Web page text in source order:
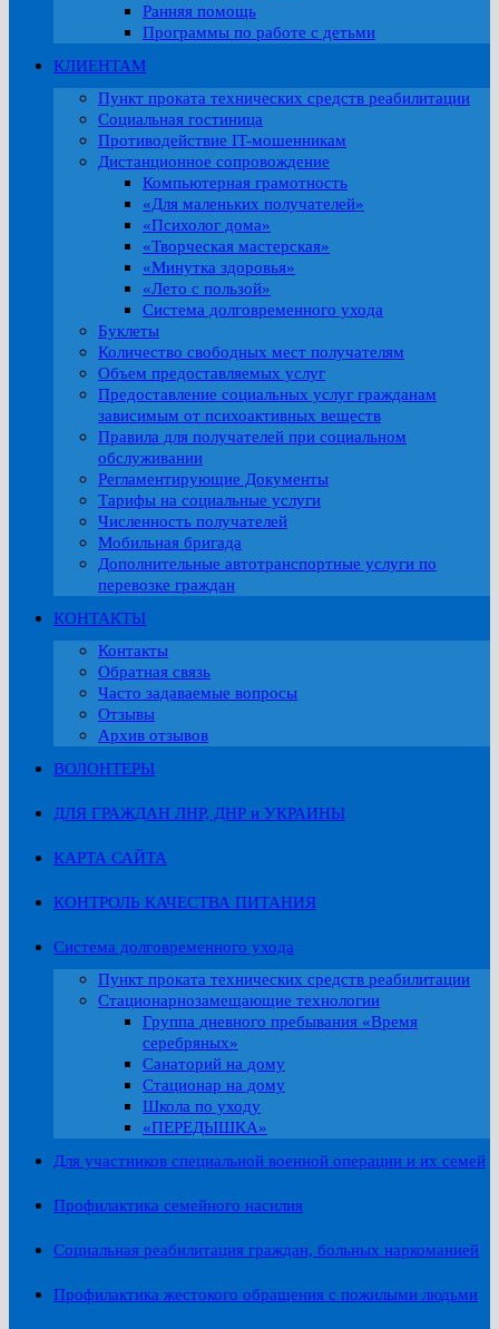
Ранняя помощь
Программы по работе с детьми
КЛИЕНТАМ
Пункт проката технических средств реабилитации
Социальная гостиница
Противодействие IT-мошенникам
Дистанционное сопровождение
Компьютерная грамотность
«Для маленьких получателей»
«Психолог дома»
«Творческая мастерская»
«Минутка здоровья»
«Лето с пользой»
Система долговременного ухода
Буклеты
Количество свободных мест получателям
Объем предоставляемых услуг
Предоставление социальных услуг гражданам
зависимым от психоактивных веществ
Правила для получателей при социальном
обслуживании
Регламентирующие Документы
Тарифы на социальные услуги
Численность получателей
Мобильная бригада
Дополнительные автотранспортные услуги по
перевозке граждан
КОНТАКТЫ
Контакты
Обратная связь
Часто задаваемые вопросы
Отзывы
Архив отзывов
ВОЛОНТЕРЫ
ДЛЯ ГРАЖДАН ЛНР, ДНР и УКРАИНЫ
КАРТА САЙТА
КОНТРОЛЬ КАЧЕСТВА ПИТАНИЯ
Система долговременного ухода
Пункт проката технических средств реабилитации
Стационарнозамещающие технологии
Группа дневного пребывания «Время
серебряных»
Санаторий на дому
Стационар на дому
Школа по уходу
«ПЕРЕДЫШКА»
Для участников специальной военной операции и их семей
Профилактика семейного насилия
Социальная реабилитация граждан, больных наркоманией
Профилактика жестокого обращения с пожилыми людьми